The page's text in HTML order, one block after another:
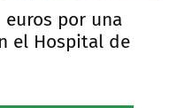
euros por una
el Hospital de